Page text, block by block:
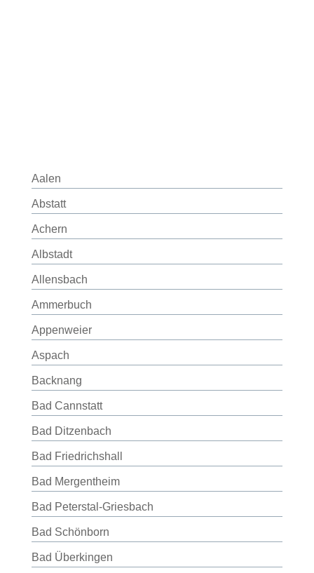
Aalen
Abstatt
Achern
Albstadt
Allensbach
Ammerbuch
Appenweier
Aspach
Backnang
Bad Cannstatt
Bad Ditzenbach
Bad Friedrichshall
Bad Mergentheim
Bad Peterstal-Griesbach
Bad Schönborn
Bad Überkingen